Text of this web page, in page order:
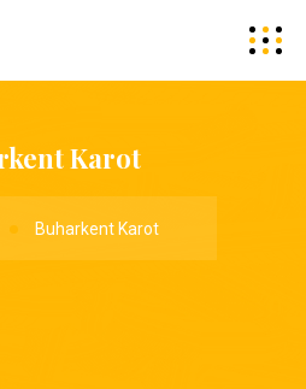
Karot
Buharkent Karot